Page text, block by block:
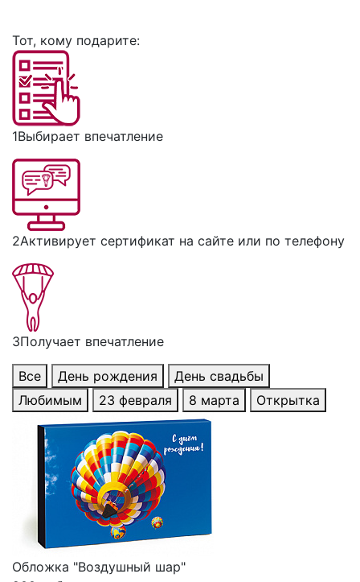
Тот, кому подарите:
1Выбирает впечатление
2Активирует сертификат на сайте или по телефону
3Получает впечатление
Все День рождения
День свадьбы
Любимым
23 февраля 8 марта Открытка
Обложка "Воздушный шар"